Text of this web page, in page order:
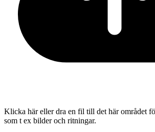
Klicka här eller dra en fil till det här området
som t ex bilder och ritningar.